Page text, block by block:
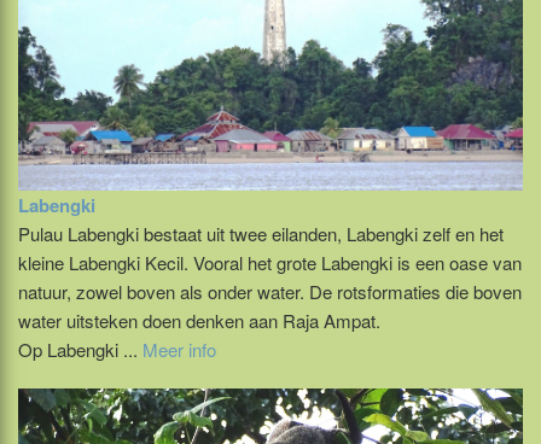
Labengki
Pulau Labengki bestaat uit twee eilanden, Labengki zelf en het
kleine Labengki Kecil. Vooral het grote Labengki is een oase van
natuur, zowel boven als onder water. De rotsformaties die boven
water uitsteken doen denken aan Raja Ampat.
Op Labengki ... Meer info